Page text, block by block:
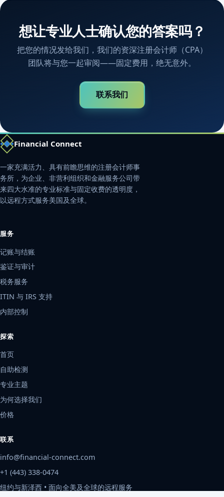
想让专业人士确认您的答案吗？
把您的情况发给我们，我们的资深注册会计师（CPA）
团队将与您一起审阅——固定费用，绝无意外。
联系我们
Financial Connect
一家充满活力、具有前瞻思维的注册会计师事
务所，为企业、非营利组织和金融服务公司带
来四大水准的专业标准与固定收费的透明度，
以远程方式服务美国及全球。
服务
记账与结账
鉴证与审计
税务服务
ITIN 与 IRS 支持
内部控制
探索
首页
自助检测
专业主题
为何选择我们
价格
联系
info@financial-connect.com
+1 (443) 338-0474
纽约与新泽西 • 面向全美及全球的远程服务